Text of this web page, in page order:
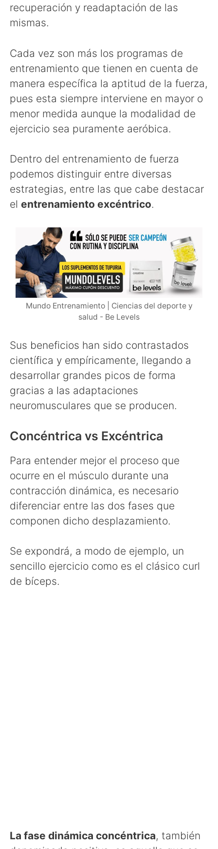
recuperación y readaptación de las
mismas.
Cada vez son más los programas de
entrenamiento que tienen en cuenta de
manera específica la aptitud de la fuerza,
pues esta siempre interviene en mayor o
menor medida aunque la modalidad de
ejercicio sea puramente aeróbica.
Dentro del entrenamiento de fuerza
podemos distinguir entre diversas
estrategias, entre las que cabe destacar
el entrenamiento excéntrico.
Mundo Entrenamiento | Ciencias del deporte y
salud - Be Levels
Sus beneficios han sido contrastados
científica y empíricamente, llegando a
desarrollar grandes picos de forma
gracias a las adaptaciones
neuromusculares que se producen.
Concéntrica vs Excéntrica
Para entender mejor el proceso que
ocurre en el músculo durante una
contracción dinámica, es necesario
diferenciar entre las dos fases que
componen dicho desplazamiento.
Se expondrá, a modo de ejemplo, un
sencillo ejercicio como es el clásico curl
de bíceps.
La fase dinámica concéntrica, también